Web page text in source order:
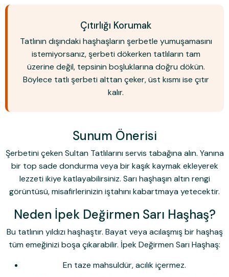
Çıtırlığı Korumak
Tatlının dışındaki haşhaşların şerbetle yumuşamasını
istemiyorsanız, şerbeti dökerken tatlıların tam
üzerine değil, tepsinin boşluklarına doğru dökün.
Böylece tatlı şerbeti alttan çeker, üst kısmı ise çıtır
kalır.
Sunum Önerisi
Şerbetini çeken Sultan Tatlılarını servis tabağına alın. Yanına
bir top sade dondurma veya bir kaşık kaymak ekleyerek
lezzeti ikiye katlayabilirsiniz. Sarı haşhaşın altın rengi
görüntüsü, misafirlerinizin iştahını kabartmaya yetecektir.
Neden İpek Değirmen Sarı Haşhaş?
Bu tatlının yıldızı haşhaştır. Bayat veya acılaşmış bir haşhaş
tüm emeğinizi boşa çıkarabilir. İpek Değirmen Sarı Haşhaş:
En taze mahsuldür, acılık içermez.